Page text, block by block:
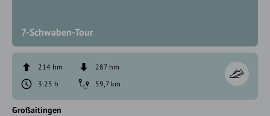
7-Schwaben-Tour
214 hm
287 hm
3:25 h
59,7 km
Großaitingen